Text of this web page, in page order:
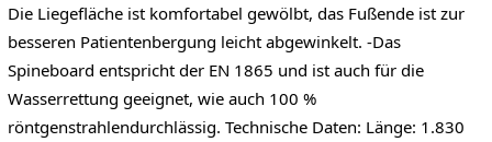
Die Liegefläche ist komfortabel gewölbt, das Fußende ist zur
besseren Patientenbergung leicht abgewinkelt. -Das
Spineboard entspricht der EN 1865 und ist auch für die
Wasserrettung geeignet, wie auch 100 %
röntgenstrahlendurchlässig. Technische Daten: Länge: 1.830